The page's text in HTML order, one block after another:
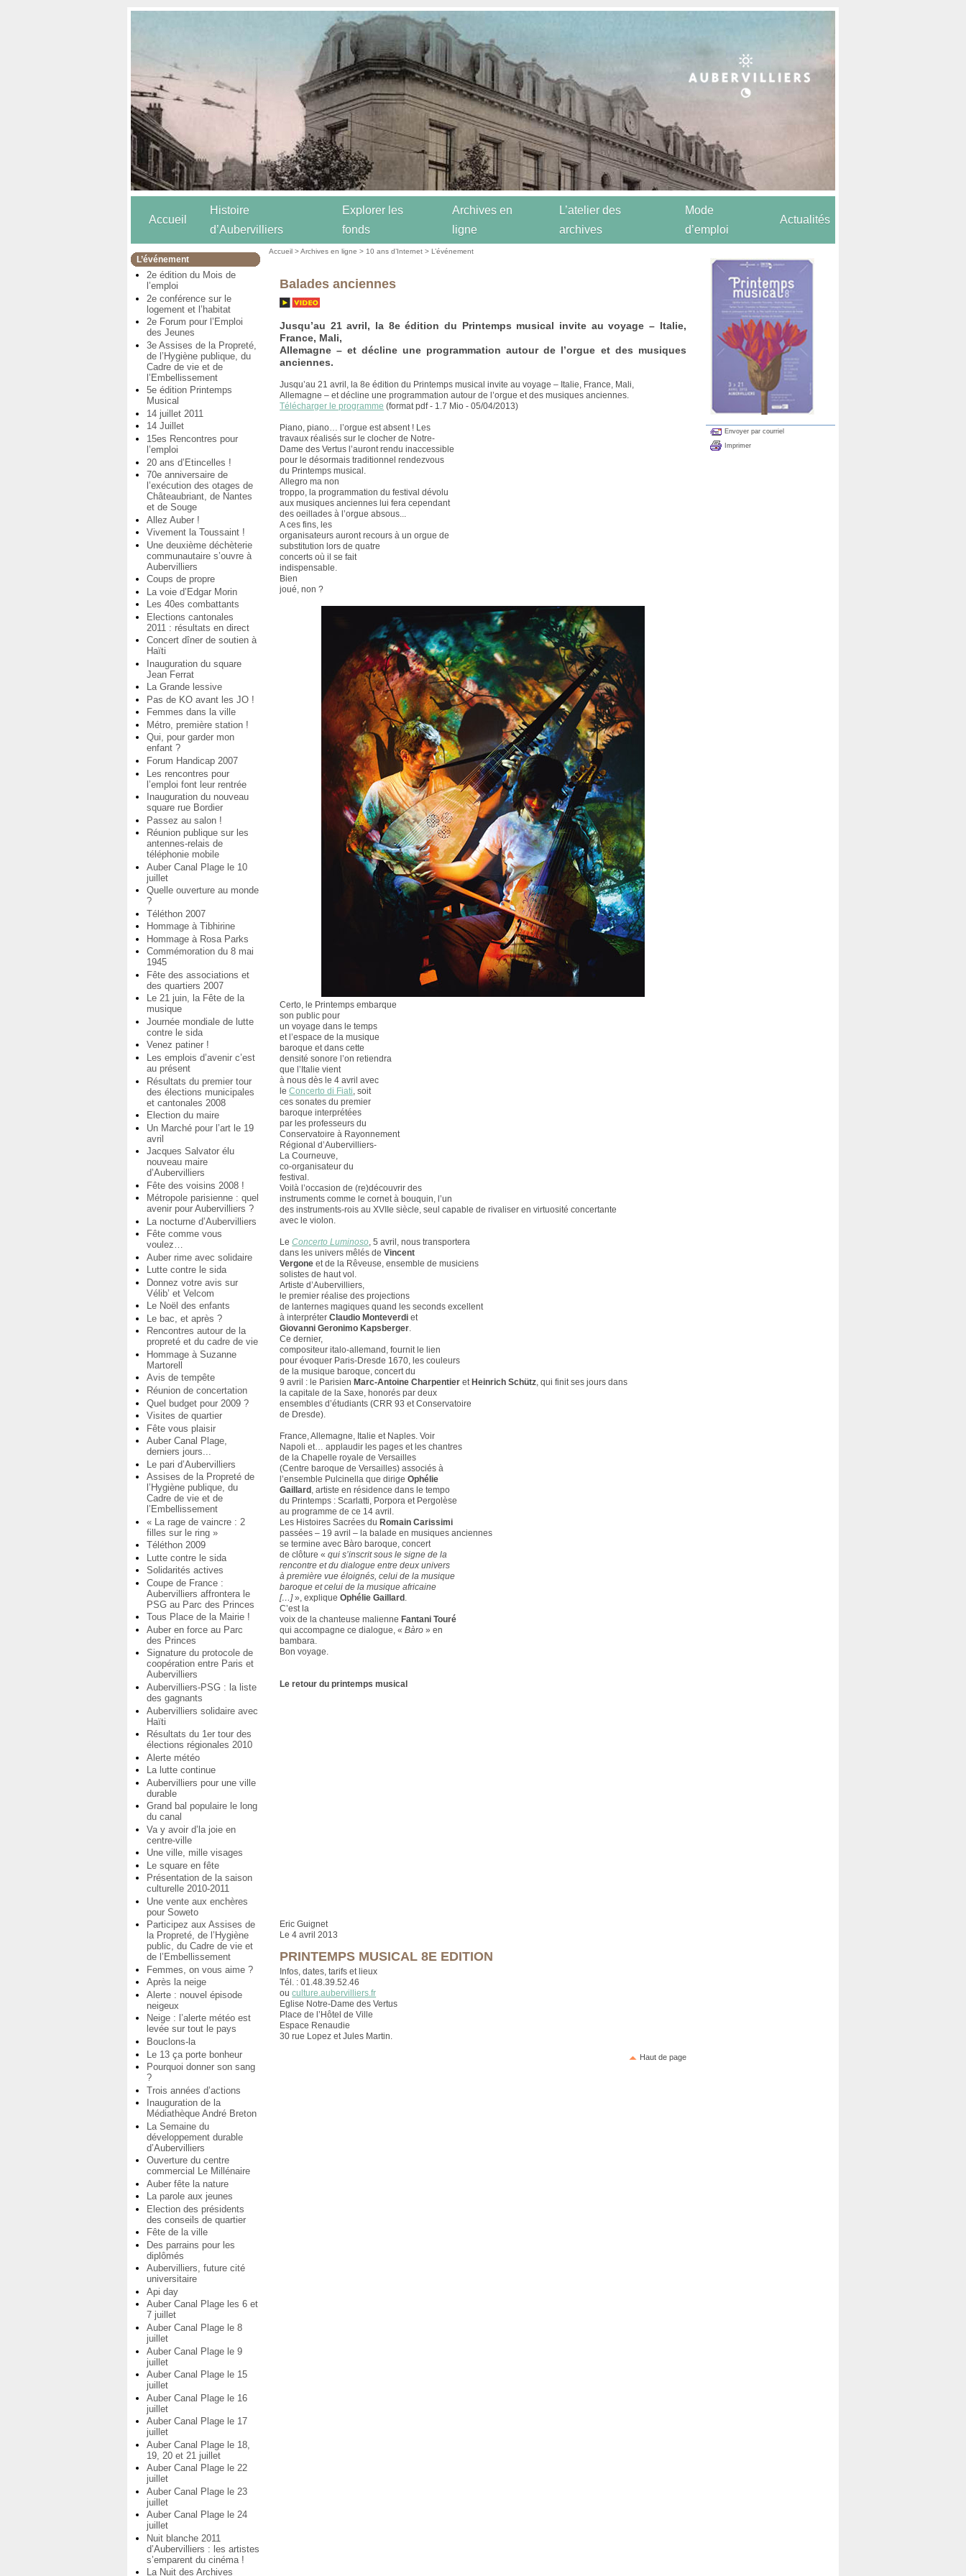
Accueil
Histoire
d’Aubervilliers
Explorer les
fonds
Archives en
ligne
L’atelier des
archives
Mode
d’emploi
Actualités
L’événement
2e édition du Mois de
l’emploi
2e conférence sur le
logement et l’habitat
2e Forum pour l’Emploi
des Jeunes
3e Assises de la Propreté,
de l’Hygiène publique, du
Cadre de vie et de
l’Embellissement
5e édition Printemps
Musical
14 juillet 2011
14 Juillet
15es Rencontres pour
l’emploi
20 ans d’Etincelles !
70e anniversaire de
l’exécution des otages de
Châteaubriant, de Nantes
et de Souge
Allez Auber !
Vivement la Toussaint !
Une deuxième déchèterie
communautaire s’ouvre à
Aubervilliers
Coups de propre
La voie d’Edgar Morin
Les 40es combattants
Elections cantonales
2011 : résultats en direct
Concert dîner de soutien à
Haïti
Inauguration du square
Jean Ferrat
La Grande lessive
Pas de KO avant les JO !
Femmes dans la ville
Métro, première station !
Qui, pour garder mon
enfant ?
Forum Handicap 2007
Les rencontres pour
l’emploi font leur rentrée
Inauguration du nouveau
square rue Bordier
Passez au salon !
Réunion publique sur les
antennes-relais de
téléphonie mobile
Auber Canal Plage le 10
juillet
Quelle ouverture au monde
?
Téléthon 2007
Hommage à Tibhirine
Hommage à Rosa Parks
Commémoration du 8 mai
1945
Fête des associations et
des quartiers 2007
Le 21 juin, la Fête de la
musique
Journée mondiale de lutte
contre le sida
Venez patiner !
Les emplois d’avenir c’est
au présent
Résultats du premier tour
des élections municipales
et cantonales 2008
Election du maire
Un Marché pour l’art le 19
avril
Jacques Salvator élu
nouveau maire
d’Aubervilliers
Fête des voisins 2008 !
Métropole parisienne : quel
avenir pour Aubervilliers ?
La nocturne d’Aubervilliers
Fête comme vous
voulez…
Auber rime avec solidaire
Lutte contre le sida
Donnez votre avis sur
Vélib’ et Velcom
Le Noël des enfants
Le bac, et après ?
Rencontres autour de la
propreté et du cadre de vie
Hommage à Suzanne
Martorell
Avis de tempête
Réunion de concertation
Quel budget pour 2009 ?
Visites de quartier
Fête vous plaisir
Auber Canal Plage,
derniers jours...
Le pari d’Aubervilliers
Assises de la Propreté de
l’Hygiène publique, du
Cadre de vie et de
l’Embellissement
« La rage de vaincre : 2
filles sur le ring »
Téléthon 2009
Lutte contre le sida
Solidarités actives
Coupe de France :
Aubervilliers affrontera le
PSG au Parc des Princes
Tous Place de la Mairie !
Auber en force au Parc
des Princes
Signature du protocole de
coopération entre Paris et
Aubervilliers
Aubervilliers-PSG : la liste
des gagnants
Aubervilliers solidaire avec
Haïti
Résultats du 1er tour des
élections régionales 2010
Alerte météo
La lutte continue
Aubervilliers pour une ville
durable
Grand bal populaire le long
du canal
Va y avoir d’la joie en
centre-ville
Une ville, mille visages
Le square en fête
Présentation de la saison
culturelle 2010-2011
Une vente aux enchères
pour Soweto
Participez aux Assises de
la Propreté, de l’Hygiène
public, du Cadre de vie et
de l’Embellissement
Femmes, on vous aime ?
Après la neige
Alerte : nouvel épisode
neigeux
Neige : l’alerte météo est
levée sur tout le pays
Bouclons-la
Le 13 ça porte bonheur
Pourquoi donner son sang
?
Trois années d’actions
Inauguration de la
Médiathèque André Breton
La Semaine du
développement durable
d’Aubervilliers
Ouverture du centre
commercial Le Millénaire
Auber fête la nature
La parole aux jeunes
Election des présidents
des conseils de quartier
Fête de la ville
Des parrains pour les
diplômés
Aubervilliers, future cité
universitaire
Api day
Auber Canal Plage les 6 et
7 juillet
Auber Canal Plage le 8
juillet
Auber Canal Plage le 9
juillet
Auber Canal Plage le 15
juillet
Auber Canal Plage le 16
juillet
Auber Canal Plage le 17
juillet
Auber Canal Plage le 18,
19, 20 et 21 juillet
Auber Canal Plage le 22
juillet
Auber Canal Plage le 23
juillet
Auber Canal Plage le 24
juillet
Nuit blanche 2011
d’Aubervilliers : les artistes
s’emparent du cinéma !
La Nuit des Archives
Accueil >Archives en ligne > 10 ans d’Internet >L’événement
Balades anciennes
Jusqu’au 21 avril, la 8e édition du Printemps musical invite au voyage – Italie,
France, Mali,
Allemagne – et décline une programmation autour de l’orgue et des musiques
anciennes.
Jusqu’au 21 avril, la 8e édition du Printemps musical invite au voyage – Italie, France, Mali,
Allemagne – et décline une programmation autour de l’orgue et des musiques anciennes.
Télécharger le programme (format pdf - 1.7 Mio - 05/04/2013)
Piano, piano… l’orgue est absent ! Les
travaux réalisés sur le clocher de Notre-
Dame des Vertus l’auront rendu inaccessible
pour le désormais traditionnel rendezvous
du Printemps musical.
Allegro ma non
troppo, la programmation du festival dévolu
aux musiques anciennes lui fera cependant
des oeillades à l’orgue absous...
A ces fins, les
organisateurs auront recours à un orgue de
substitution lors de quatre
concerts où il se fait
indispensable.
Bien
joué, non ?
Certo, le Printemps embarque
son public pour
un voyage dans le temps
et l’espace de la musique
baroque et dans cette
densité sonore l’on retiendra
que l’Italie vient
à nous dès le 4 avril avec
leConcerto di Fiati, soit
ces sonates du premier
baroque interprétées
par les professeurs du
Conservatoire à Rayonnement
Régional d’Aubervilliers-
La Courneuve,
co-organisateur du
festival.
Voilà l’occasion de (re)découvrir des
instruments comme le cornet à bouquin, l’un
des instruments-rois au XVIIe siècle, seul capable de rivaliser en virtuosité concertante
avec le violon.
LeConcerto Luminoso, 5 avril, nous transportera
dans les univers mêlés deVincent
Vergone et de la Rêveuse, ensemble de musiciens
solistes de haut vol.
Artiste d’Aubervilliers,
le premier réalise des projections
de lanternes magiques quand les seconds excellent
à interpréterClaudio Monteverdi et
Giovanni Geronimo Kapsberger.
Ce dernier,
compositeur italo-allemand, fournit le lien
pour évoquer Paris-Dresde 1670, les couleurs
de la musique baroque, concert du
9 avril : le Parisien Marc-Antoine Charpentier et Heinrich Schütz, qui finit ses jours dans
la capitale de la Saxe, honorés par deux
ensembles d’étudiants (CRR 93 et Conservatoire
de Dresde).
France, Allemagne, Italie et Naples. Voir
Napoli et… applaudir les pages et les chantres
de la Chapelle royale de Versailles
(Centre baroque de Versailles) associés à
l’ensemble Pulcinella que dirigeOphélie
Gaillard , artiste en résidence dans le tempo
du Printemps : Scarlatti, Porpora et Pergolèse
au programme de ce 14 avril.
Les Histoires Sacrées du Romain Carissimi
passées – 19 avril – la balade en musiques anciennes
se termine avec Bàro baroque, concert
de clôture «qui s’inscrit sous le signe de la
rencontre et du dialogue entre deux univers
à première vue éloignés, celui de la musique
baroque et celui de la musique africaine
[…]», expliqueOphélie Gaillard .
C’est la
voix de la chanteuse malienne Fantani Touré
qui accompagne ce dialogue, «Bàro » en
bambara.
Bon voyage.
Le retour du printemps musical
Eric Guignet
Le 4 avril 2013
PRINTEMPS MUSICAL 8E EDITION
Infos, dates, tarifs et lieux
Tél. : 01.48.39.52.46
ouculture.aubervilliers.fr
Eglise Notre-Dame des Vertus
Place de l’Hôtel de Ville
Espace Renaudie
30 rue Lopez et Jules Martin.
Haut de page
Envoyer par courriel
Imprimer